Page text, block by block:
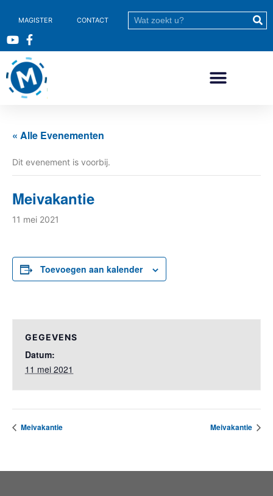
MAGISTER CONTACT
« Alle Evenementen
Dit evenement is voorbij.
Meivakantie
11 mei 2021
Toevoegen aan kalender
GEGEVENS
Datum:
11 mei 2021
Meivakantie Meivakantie